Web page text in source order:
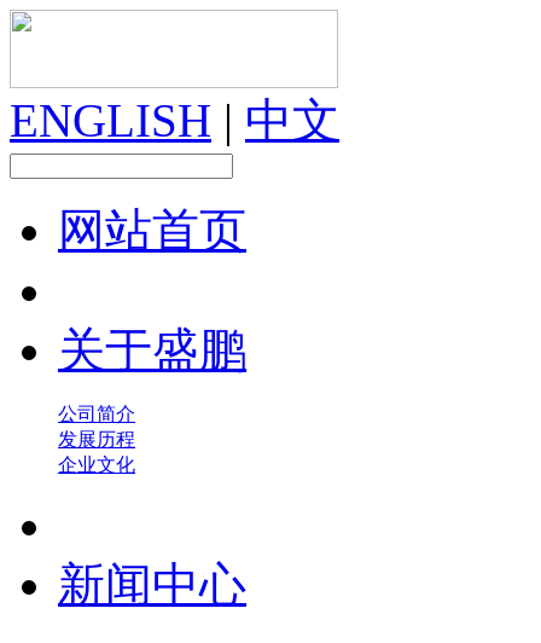
ENGLISH | 中文
网站首页
关于盛鹏
公司简介
发展历程
企业文化
新闻中心